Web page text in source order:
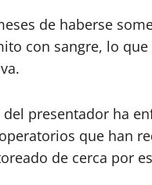
de haberse
con sangre, lo
del presentador ha
que han
de cerca por